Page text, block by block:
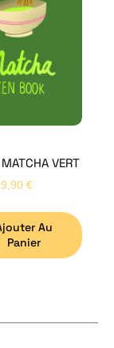
VERT
9,90 €
Au
Panier